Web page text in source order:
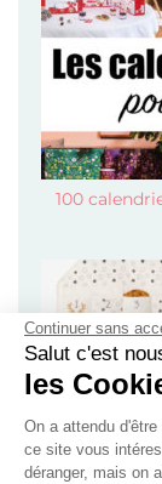
Continuer sans
Salut c'est
les
On a attendu
ce site vous
déranger, mais on
100
Calendriers